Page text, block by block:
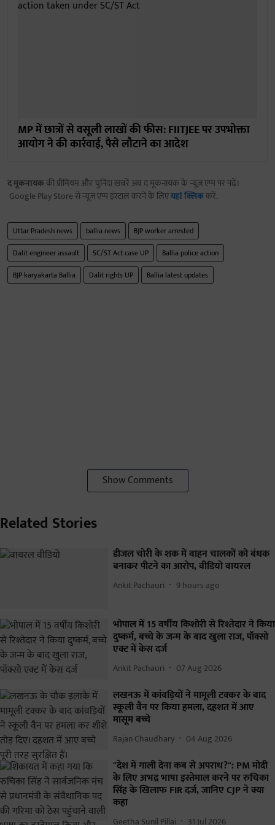
MP में छात्रों से वसूली लाखों की फीस: FIITJEE पर उपभोक्ता
आयोग ने की कार्रवाई, पैसे लौटाने का आदेश
द मूकनायककी प्रीमियम और चुनिंदा खबरें अब द मूकनायक के न्यूज़ एप्प पर पढ़ें।
Google Play Store से न्यूज़ एप्प इंस्टाल करने के लिएयहां क्लिककरें.
Uttar Pradesh news ballia news
BJP worker arrested
Dalit engineer assault
SC/ST Act case UP
Ballia police action
BJP karyakarta Ballia
Dalit rights UP Ballia latest updates
Show Comments
Related Stories
डीजल चोरी के शक में वाहन चालकों को बंधक
बनाकर पीटने का आरोप, वीडियो वायरल
Ankit Pachauri 9 hours ago
भोपाल में 15 वर्षीय किशोरी से रिश्तेदार ने किया
दुष्कर्म, बच्चे के जन्म के बाद खुला राज, पॉक्सो
एक्ट में केस दर्ज
Ankit Pachauri 07 Aug 2026
लखनऊ में कांवड़ियों ने मामूली टक्कर के बाद
स्कूली वैन पर किया हमला, दहशत में आए
मासूम बच्चे
Rajan Chaudhary 04 Aug 2026
"देश में गाली देना कब से अपराध?": PM मोदी
के लिए अभद्र भाषा इस्तेमाल करने पर रुचिका
सिंह के खिलाफ FIR दर्ज, जानिए CJP ने क्या
कहा
Geetha Sunil Pillai 31 Jul 2026